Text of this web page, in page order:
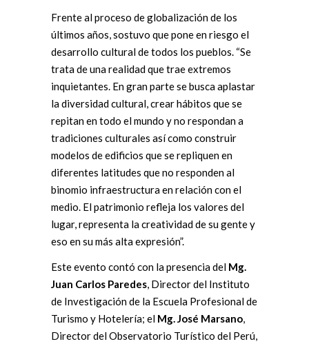
Frente al proceso de globalización de los
últimos años, sostuvo que pone en riesgo el
desarrollo cultural de todos los pueblos. “Se
trata de una realidad que trae extremos
inquietantes. En gran parte se busca aplastar
la diversidad cultural, crear hábitos que se
repitan en todo el mundo y no respondan a
tradiciones culturales así como construir
modelos de edificios que se repliquen en
diferentes latitudes que no responden al
binomio infraestructura en relación con el
medio. El patrimonio refleja los valores del
lugar, representa la creatividad de su gente y
eso en su más alta expresión”.
Este evento contó con la presencia del Mg.
Juan Carlos Paredes, Director del Instituto
de Investigación de la Escuela Profesional de
Turismo y Hotelería; el Mg. José Marsano,
Director del Observatorio Turístico del Perú,